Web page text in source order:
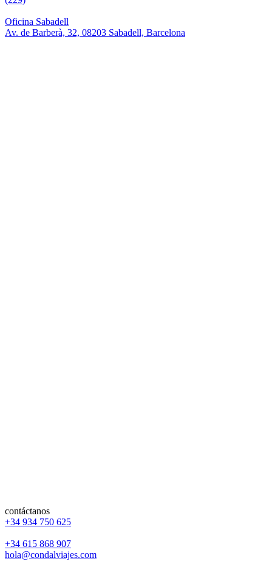
Oficina Sabadell
Av. de Barberà, 32, 08203 Sabadell, Barcelona
contáctanos
+34 934 750 625
+34 615 868 907
hola@condalviajes.com